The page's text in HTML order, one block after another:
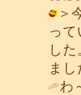
＞
っ
し
まし
わ